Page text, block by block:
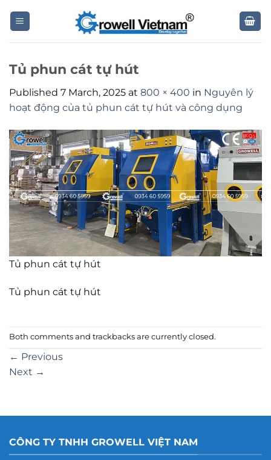
Tủ phun cát tự hút
Published 7 March, 2025 at 800 × 400 in Nguyên lý
hoạt động của tủ phun cát tự hút và công dụng
Tủ phun cát tự hút
Tủ phun cát tự hút
Both comments and trackbacks are currently closed.
← Previous
Next →
CÔNG TY TNHH GROWELL VIỆT NAM